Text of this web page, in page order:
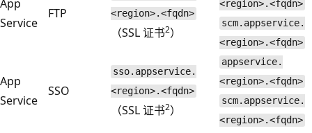
App
Service
FTP
<region>.<fqdn>
（SSL 证书2）
<region>.<fqdn>
scm.appservice.
<region>.<fqdn>
App
Service
SSO
sso.appservice.
<region>.<fqdn>
（SSL 证书2）
appservice.
<region>.<fqdn>
scm.appservice.
<region>.<fqdn>